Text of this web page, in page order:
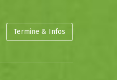
Termine & Infos